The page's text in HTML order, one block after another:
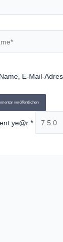
Name, E-Mail-
ye@r *